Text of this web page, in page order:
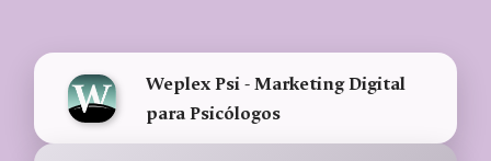
Weplex Psi - Marketing Digital
para Psicólogos